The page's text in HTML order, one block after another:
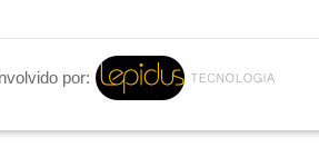
por: